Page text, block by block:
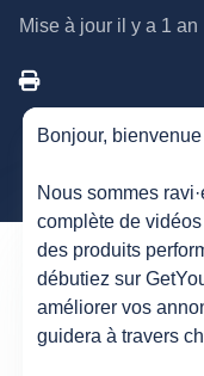
Mise à jour il y a 1 an
Bonjour,
Nous sommes
complète de
des produits
débutiez sur
améliorer vos
guidera à travers